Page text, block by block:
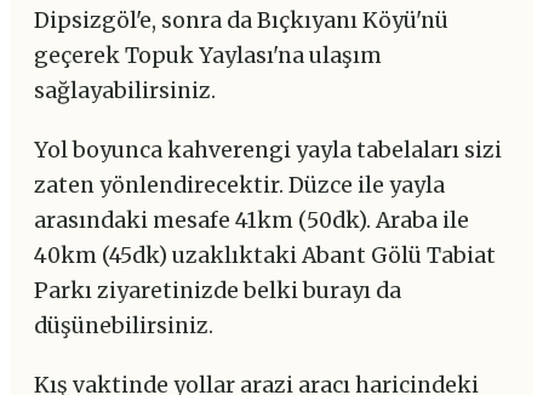
Dipsizgöl'e, sonra da Bıçkıyanı Köyü'nü
geçerek Topuk Yaylası'na ulaşım
sağlayabilirsiniz.
Yol boyunca kahverengi yayla tabelaları sizi
zaten yönlendirecektir. Düzce ile yayla
arasındaki mesafe 41km (50dk). Araba ile
40km (45dk) uzaklıktaki Abant Gölü Tabiat
Parkı ziyaretinizde belki burayı da
düşünebilirsiniz.
Kış vaktinde yollar arazi aracı haricindeki